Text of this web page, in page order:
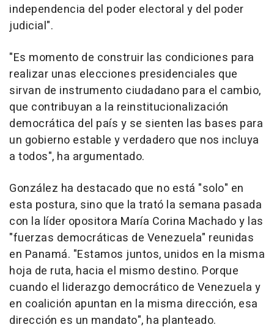
independencia del poder electoral y del poder
judicial".
"Es momento de construir las condiciones para
realizar unas elecciones presidenciales que
sirvan de instrumento ciudadano para el cambio,
que contribuyan a la reinstitucionalización
democrática del país y se sienten las bases para
un gobierno estable y verdadero que nos incluya
a todos", ha argumentado.
González ha destacado que no está "solo" en
esta postura, sino que la trató la semana pasada
con la líder opositora María Corina Machado y las
"fuerzas democráticas de Venezuela" reunidas
en Panamá. "Estamos juntos, unidos en la misma
hoja de ruta, hacia el mismo destino. Porque
cuando el liderazgo democrático de Venezuela y
en coalición apuntan en la misma dirección, esa
dirección es un mandato", ha planteado.